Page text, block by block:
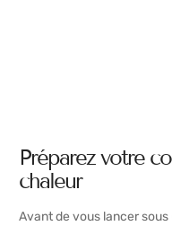
Préparez votre
chaleur
Avant de vous lancer